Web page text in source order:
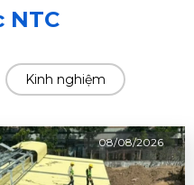
NTC
Kinh nghiệm
08/08/2026